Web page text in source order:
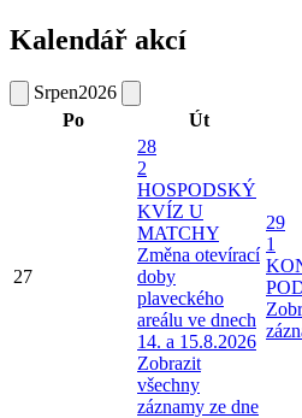
Kalendář akcí
Srpen2026
Po
Út
27
28
2
HOSPODSKÝ
KVÍZ U
MATCHY
Změna otevírací
doby
plaveckého
areálu ve dnech
14. a 15.8.2026
Zobrazit
všechny
záznamy ze dne
29
1